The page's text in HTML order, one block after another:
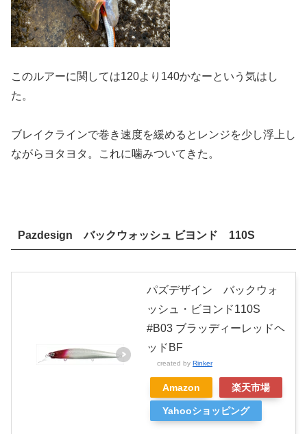
このルアーに関しては120より140かなーという気はし
た。
ブレイクラインで巻き速度を緩めるとレンジを少し浮上し
ながらヨタヨタ。これに噛みついてきた。
Pazdesign バックウォッシュ ビヨンド 110S
パズデザイン バックウォ
ッシュ・ビヨンド110S
#B03 ブラッディーレッドヘ
ッドBF
created by Rinker
Amazon 楽天市場
Yahooショッピング